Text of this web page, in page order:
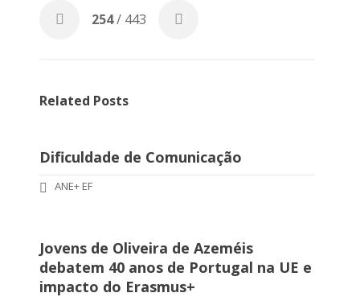
254/ 443
Related Posts
Dificuldade de Comunicação
ANE+ EF
Jovens de Oliveira de Azeméis
debatem 40 anos de Portugal na UE e
impacto do Erasmus+